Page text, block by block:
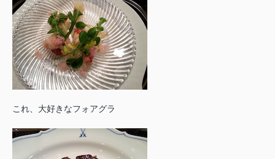
これ、大好きなフォアグラ